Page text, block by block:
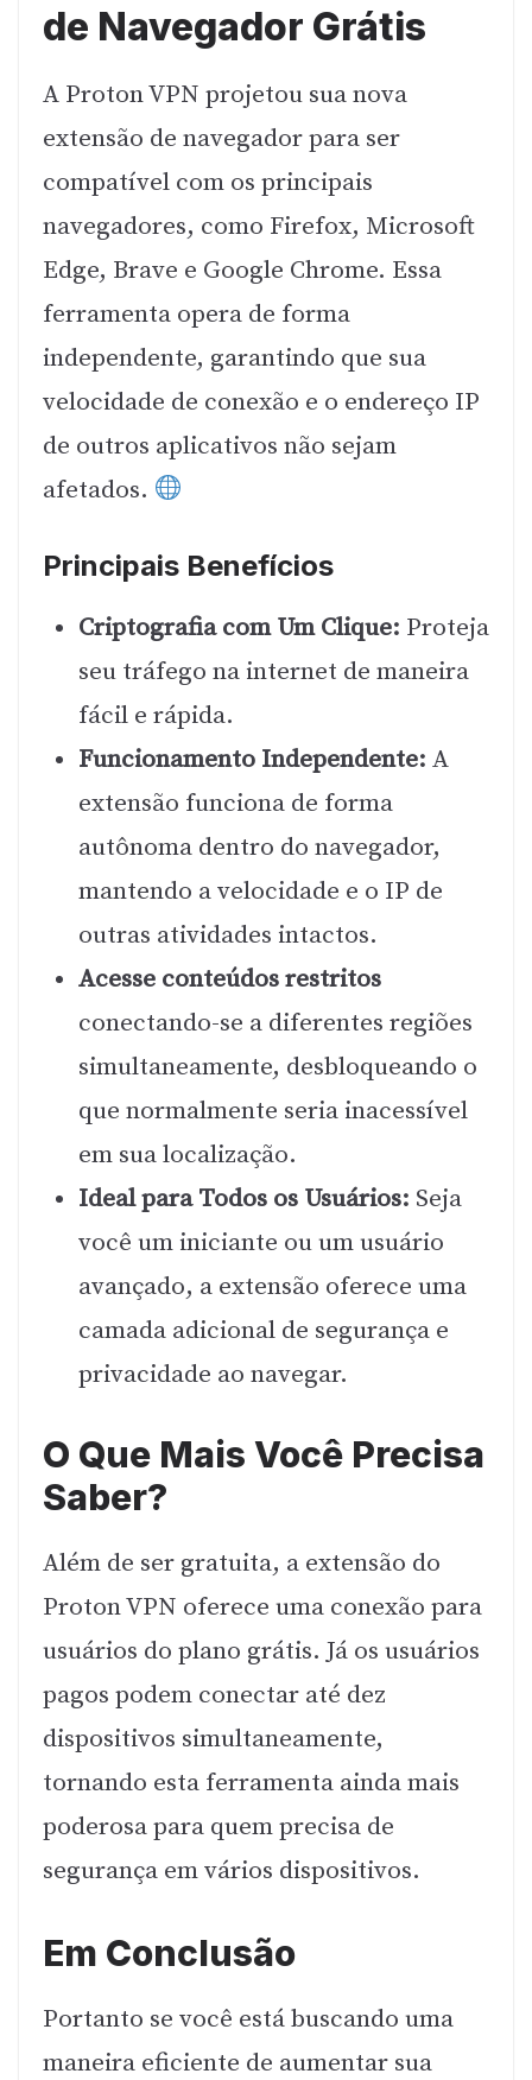
de Navegador Grátis
A Proton VPN projetou sua nova
extensão de navegador para ser
compatível com os principais
navegadores, como Firefox, Microsoft
Edge, Brave e Google Chrome. Essa
ferramenta opera de forma
independente, garantindo que sua
velocidade de conexão e o endereço IP
de outros aplicativos não sejam
afetados.
Principais Benefícios
Criptografia com Um Clique: Proteja
seu tráfego na internet de maneira
fácil e rápida.
Funcionamento Independente: A
extensão funciona de forma
autônoma dentro do navegador,
mantendo a velocidade e o IP de
outras atividades intactos.
Acesse conteúdos restritos
conectando-se a diferentes regiões
simultaneamente, desbloqueando o
que normalmente seria inacessível
em sua localização.
Ideal para Todos os Usuários: Seja
você um iniciante ou um usuário
avançado, a extensão oferece uma
camada adicional de segurança e
privacidade ao navegar.
O Que Mais Você Precisa
Saber?
Além de ser gratuita, a extensão do
Proton VPN oferece uma conexão para
usuários do plano grátis. Já os usuários
pagos podem conectar até dez
dispositivos simultaneamente,
tornando esta ferramenta ainda mais
poderosa para quem precisa de
segurança em vários dispositivos.
Em Conclusão
Portanto se você está buscando uma
maneira eficiente de aumentar sua